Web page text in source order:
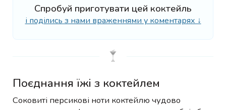
Спробуй приготувати цей коктейль
і поділись з нами враженнями у коментарях ↓
Поєднання їжі з коктейлем
Соковиті персикові ноти коктейлю чудово